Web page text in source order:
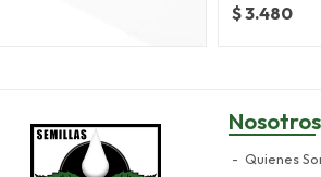
$ 3.480
Nosotros
Quienes